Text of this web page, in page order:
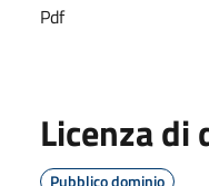
Pdf
Licenza
Pubblico dominio